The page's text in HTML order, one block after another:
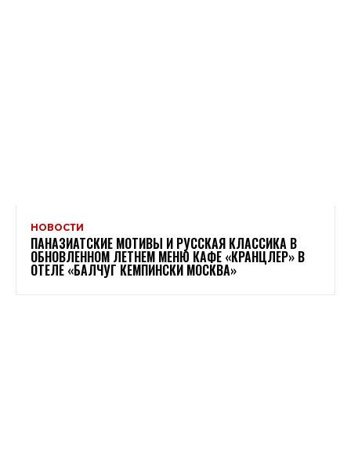
НОВОСТИ
ПАНАЗИАТСКИЕ МОТИВЫ И РУССКАЯ КЛАССИКА В
ОБНОВЛЕННОМ ЛЕТНЕМ МЕНЮ КАФЕ «КРАНЦЛЕР» В
ОТЕЛЕ «БАЛЧУГ КЕМПИНСКИ МОСКВА»